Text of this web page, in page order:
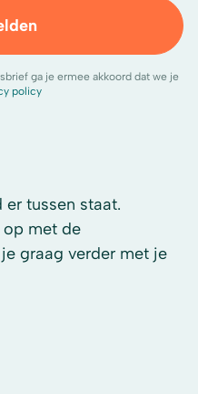
tussen staat.
met de
graag verder met je
ga je ermee akkoord dat we je
policy